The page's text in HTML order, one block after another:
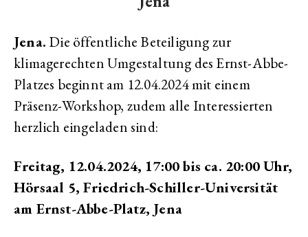
Jena. Die öffentliche Beteiligung zur
klimagerechten Umgestaltung des Ernst-Abbe-
Platzes beginnt am 12.04.2024 mit einem
Präsenz-Workshop, zudem alle Interessierten
herzlich eingeladen sind:
Freitag, 12.04.2024, 17:00 bis ca. 20:00 Uhr,
Hörsaal 5, Friedrich-Schiller-Universität
am Ernst-Abbe-Platz, Jena